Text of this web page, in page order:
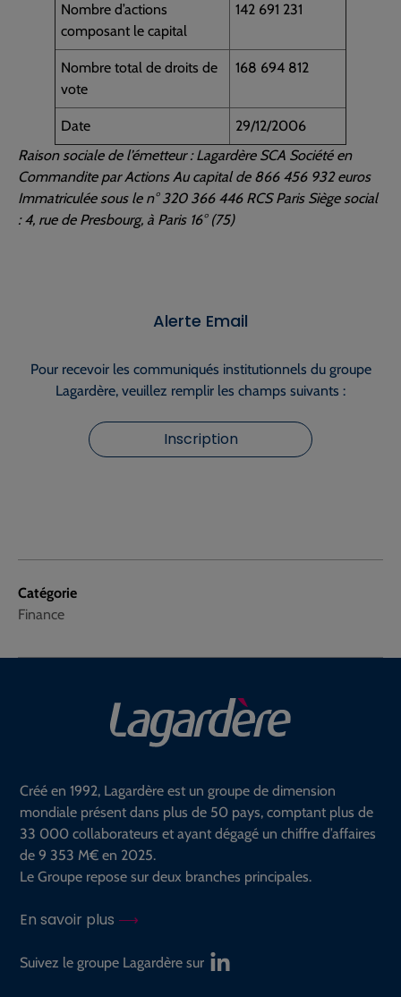
Catégorie
Finance
Nombre d’actions
composant le capital
142 691 231
Nombre total de droits de
vote
168 694 812
Date
29/12/2006
Raison sociale de l’émetteur : Lagardère SCA Société en
Commandite par Actions Au capital de 866 456 932 euros
Immatriculée sous le n° 320 366 446 RCS Paris Siège social
: 4, rue de Presbourg, à Paris 16° (75)
Alerte Email
Pour recevoir les communiqués institutionnels du groupe
Lagardère, veuillez remplir les champs suivants :
Inscription
Créé en 1992, Lagardère est un groupe de dimension
mondiale présent dans plus de 50 pays, comptant plus de
33 000 collaborateurs et ayant dégagé un chiffre d’affaires
de 9 353 M€ en 2025.
Le Groupe repose sur deux branches principales.
En savoir plus
Suivez le groupe Lagardère sur